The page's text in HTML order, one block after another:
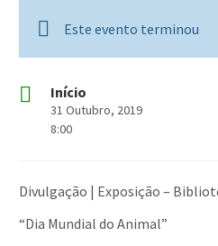
Este evento terminou
Início
31 Outubro, 2019
8:00
Divulgação | Exposição –
“Dia Mundial do Animal”